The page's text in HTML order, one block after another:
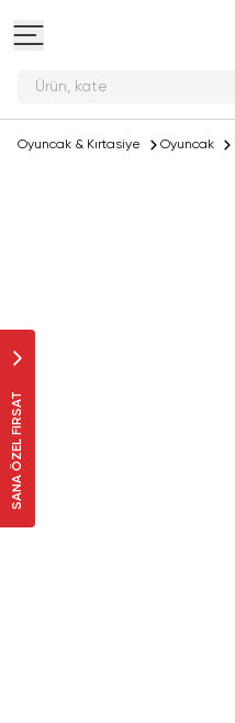
Ürü
SANA ÖZEL FIRSAT
Oyuncak & Kırtasiye Oyuncak